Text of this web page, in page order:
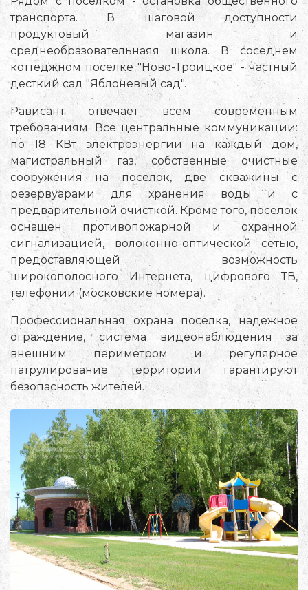
транспорта. В шаговой доступности
продуктовый магазин и
среднеобразовательнаяя школа. В соседнем
коттеджном поселке "Ново-Троицкое" - частный
десткий сад "Яблоневый сад".
Рависант отвечает всем современным
требованиям. Все центральные коммуникации:
по 18 КВт электроэнергии на каждый дом,
магистральный газ, собственные очистные
сооружения на поселок, две скважины с
резервуарами для хранения воды и с
предварительной очисткой. Кроме того, поселок
оснащен противопожарной и охранной
сигнализацией, волоконно-оптической сетью,
предоставляющей возможность
широкополосного Интернета, цифрового ТВ,
телефонии (московские номера).
Профессиональная охрана поселка, надежное
ограждение, система видеонаблюдения за
внешним периметром и регулярное
патрулирование территории гарантируют
безопасность жителей.